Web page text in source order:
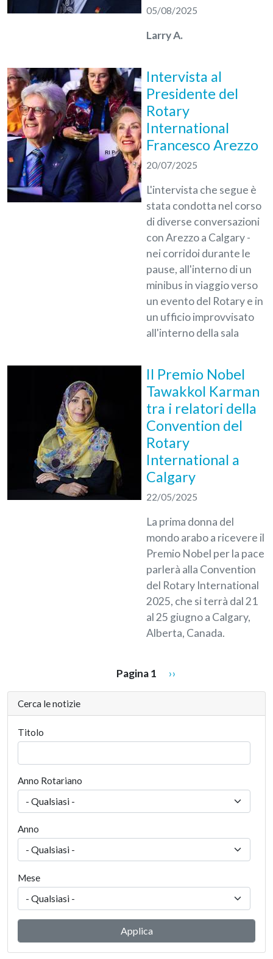
05/08/2025
Larry A.
Intervista al
Presidente del
Rotary
International
Francesco Arezzo
20/07/2025
L'intervista che segue è
stata condotta nel corso
di diverse conversazioni
con Arezzo a Calgary -
nei corridoi durante le
pause, all'interno di un
minibus in viaggio verso
un evento del Rotary e in
un ufficio improvvisato
all'interno della sala
Il Premio Nobel
Tawakkol Karman
tra i relatori della
Convention del
Rotary
International a
Calgary
22/05/2025
La prima donna del
mondo arabo a ricevere il
Premio Nobel per la pace
parlerà alla Convention
del Rotary International
2025, che si terrà dal 21
al 25 giugno a Calgary,
Alberta, Canada.
Pagina 1 Pagina successiva
››
Cerca le notizie
Titolo
Anno Rotariano
Anno
Mese